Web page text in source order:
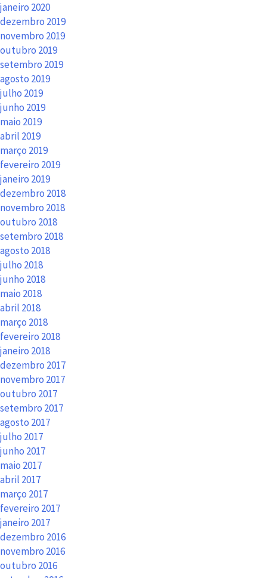
janeiro 2020
dezembro 2019
novembro 2019
outubro 2019
setembro 2019
agosto 2019
julho 2019
junho 2019
maio 2019
abril 2019
março 2019
fevereiro 2019
janeiro 2019
dezembro 2018
novembro 2018
outubro 2018
setembro 2018
agosto 2018
julho 2018
junho 2018
maio 2018
abril 2018
março 2018
fevereiro 2018
janeiro 2018
dezembro 2017
novembro 2017
outubro 2017
setembro 2017
agosto 2017
julho 2017
junho 2017
maio 2017
abril 2017
março 2017
fevereiro 2017
janeiro 2017
dezembro 2016
novembro 2016
outubro 2016